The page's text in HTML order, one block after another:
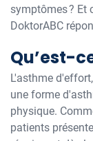
symptômes ? Et
DoktorABC
Qu’est-
L'asthme
une forme
physique.
patients